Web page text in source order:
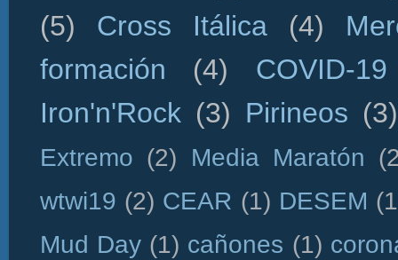
(5)
Cross Itálica (4)
formación
(4)
COVID-19
Iron'n'Rock (3) Pirineos (3)
Extremo (2) Media Maratón
wtwi19 (2) CEAR (1) DESEM
Mud Day (1) cañones (1)